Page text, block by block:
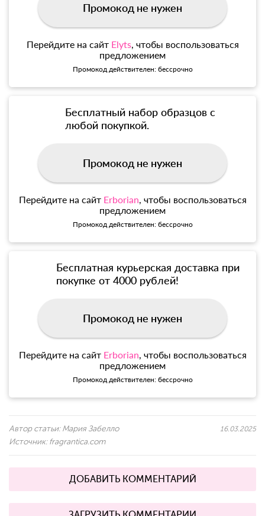
Промокод не нужен
Перейдите на сайт Elyts, чтобы воспользоваться
предложением
Промокод действителен: бессрочно
Бесплатный набор образцов с
любой покупкой.
Промокод не нужен
Перейдите на сайт Erborian , чтобы воспользоваться
предложением
Промокод действителен: бессрочно
Бесплатная курьерская доставка при
покупке от 4000 рублей!
Промокод не нужен
Перейдите на сайт Erborian , чтобы воспользоваться
предложением
Промокод действителен: бессрочно
Автор статьи: Мария Забелло
Источник: fragrantica.com
16.03.2025
ДОБАВИТЬ КОММЕНТАРИЙ